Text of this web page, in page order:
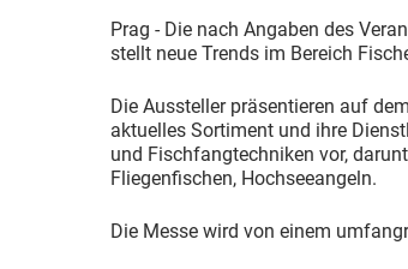
Prag - Die nach Angaben des
stellt neue Trends im Bereich
Die Aussteller präsentieren auf
aktuelles Sortiment und ihre
und Fischfangtechniken vor,
Fliegenfischen, Hochseeangeln.
Die Messe wird von einem